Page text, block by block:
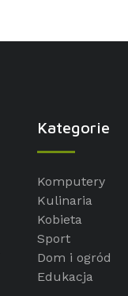
Kategorie
Komputery
Kulinaria
Kobieta
Sport
Dom i ogród
Edukacja